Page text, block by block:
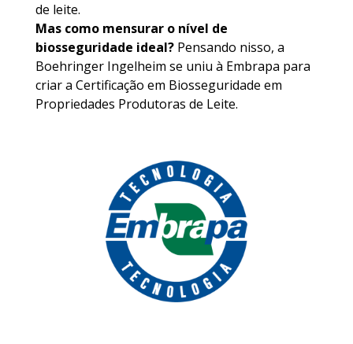
de leite.
Mas como mensurar o nível de
biosseguridade ideal? Pensando nisso, a
Boehringer Ingelheim se uniu à Embrapa para
criar a Certificação em Biosseguridade em
Propriedades Produtoras de Leite.